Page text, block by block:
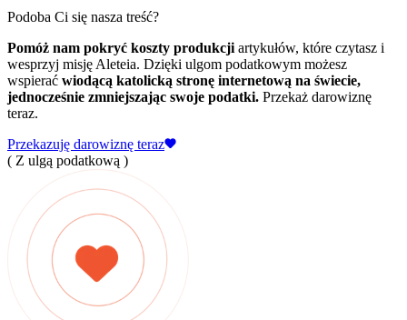
Podoba Ci się nasza treść?
Pomóż nam pokryć koszty produkcji artykułów, które czytasz i
wesprzyj misję Aleteia. Dzięki ulgom podatkowym możesz
wspierać wiodącą katolicką stronę internetową na świecie,
jednocześnie zmniejszając swoje podatki. Przekaż darowiznę
teraz.
Przekazuję darowiznę teraz
( Z ulgą podatkową )